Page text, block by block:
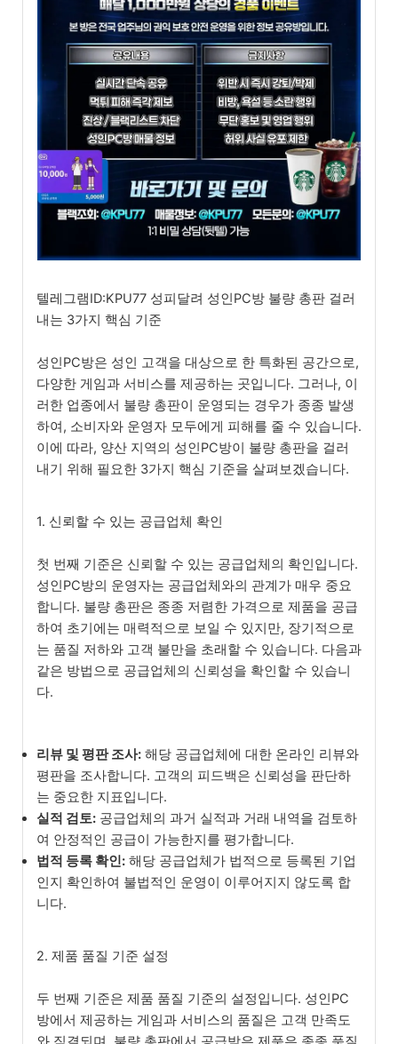
텔레그램ID:KPU77 성피달려 성인PC방 불량 총판 걸러
내는 3가지 핵심 기준
성인PC방은 성인 고객을 대상으로 한 특화된 공간으로,
다양한 게임과 서비스를 제공하는 곳입니다. 그러나, 이
러한 업종에서 불량 총판이 운영되는 경우가 종종 발생
하여, 소비자와 운영자 모두에게 피해를 줄 수 있습니다.
이에 따라, 양산 지역의 성인PC방이 불량 총판을 걸러
내기 위해 필요한 3가지 핵심 기준을 살펴보겠습니다.
1. 신뢰할 수 있는 공급업체 확인
첫 번째 기준은 신뢰할 수 있는 공급업체의 확인입니다.
성인PC방의 운영자는 공급업체와의 관계가 매우 중요
합니다. 불량 총판은 종종 저렴한 가격으로 제품을 공급
하여 초기에는 매력적으로 보일 수 있지만, 장기적으로
는 품질 저하와 고객 불만을 초래할 수 있습니다. 다음과
같은 방법으로 공급업체의 신뢰성을 확인할 수 있습니
다.
리뷰 및 평판 조사: 해당 공급업체에 대한 온라인 리뷰와
평판을 조사합니다. 고객의 피드백은 신뢰성을 판단하
는 중요한 지표입니다.
실적 검토: 공급업체의 과거 실적과 거래 내역을 검토하
여 안정적인 공급이 가능한지를 평가합니다.
법적 등록 확인: 해당 공급업체가 법적으로 등록된 기업
인지 확인하여 불법적인 운영이 이루어지지 않도록 합
니다.
2. 제품 품질 기준 설정
두 번째 기준은 제품 품질 기준의 설정입니다. 성인PC
방에서 제공하는 게임과 서비스의 품질은 고객 만족도